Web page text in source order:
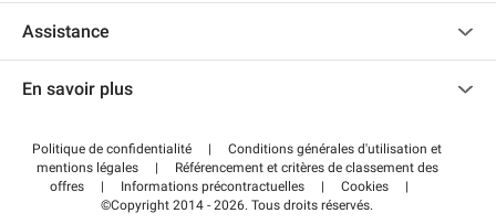
Accéder à mon espace partenaire
Assistance
Centre d'aide
Régler votre stationnement FLOW
En savoir plus
Wiki
Guide du stationnement
Politique de confidentialité |
Conditions générales d'utilisation et
mentions légales
|
Référencement et critères de classement des
offres
| Informations précontractuelles | Cookies
|
©Copyright 2014 - 2026. Tous droits réservés.